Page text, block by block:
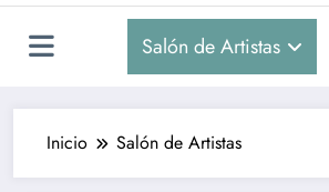
Salón de Artistas
Inicio Salón de Artistas